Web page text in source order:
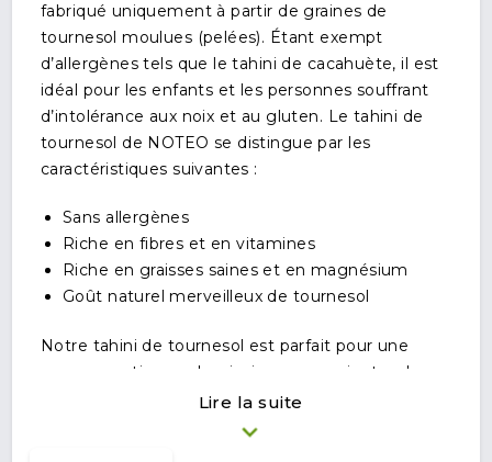
fabriqué uniquement à partir de graines de
tournesol moulues (pelées). Étant exempt
d’allergènes tels que le tahini de cacahuète, il est
idéal pour les enfants et les personnes souffrant
d’intolérance aux noix et au gluten. Le tahini de
tournesol de NOTEO se distingue par les
caractéristiques suivantes :
Sans allergènes
Riche en fibres et en vitamines
Riche en graisses saines et en magnésium
Goût naturel merveilleux de tournesol
Notre tahini de tournesol est parfait pour une
consommation seule, ainsi que pour ajouter dans
des shakes, des smoothies, des biscuits et des
bases de gâteaux. C’est également un excellent
Lire la suite